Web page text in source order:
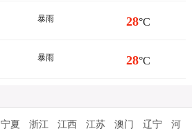
暴雨 28°C
暴雨 28°C
宁夏 浙江 江西 江苏 澳门 辽宁 河